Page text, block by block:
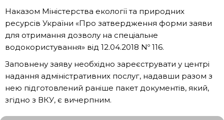
Наказом Міністерства екології та природних
ресурсів України «Про затвердження форми заяви
для отримання дозволу на спеціальне
водокористування» від 12.04.2018 Nº 116.
Заповнену заяву необхідно зареєструвати у центрі
надання адміністративних послуг, надавши разом з
нею підготовлений раніше пакет документів, який,
згідно з ВКУ, є вичерпним.